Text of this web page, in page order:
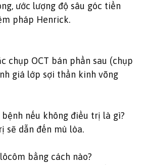
ước lượng độ sâu góc tiền
pháp Henrick.
chụp OCT bán phần sau (chụp
giá lớp sợi thần kinh võng
bệnh nếu không điều trị là gì?
sẽ dẫn đến mù lòa.
bằng cách nào?